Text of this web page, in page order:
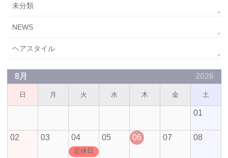
未分類
NEWS
ヘアスタイル
8月 2026
日 月 火 水 木 金 土
01
02 03 04
定休日
05 06 07 08